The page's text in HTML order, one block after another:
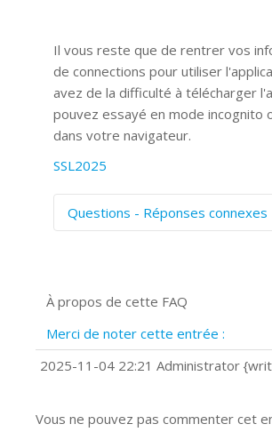
Il vous reste que de rentrer vos
de connections pour utiliser
avez de la difficulté à télécharger
pouvez essayé en mode incognito
dans votre navigateur.
SSL2025
Questions - Réponses connexes
Prise de vue 360°
?
Comment installer Google
À propos de cette FAQ
Merci de noter cette entrée :
2025-11-04 22:21 Administrator
Vous ne pouvez pas commenter cet